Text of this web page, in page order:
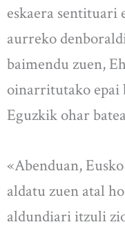
eskaera sentituari
aurreko
baimendu zuen,
oinarritutako epai
Eguzkik ohar
«Abenduan,
aldatu zuen atal
aldundiari itzuli